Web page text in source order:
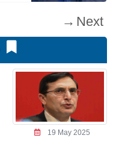
Next →
19 May 2025